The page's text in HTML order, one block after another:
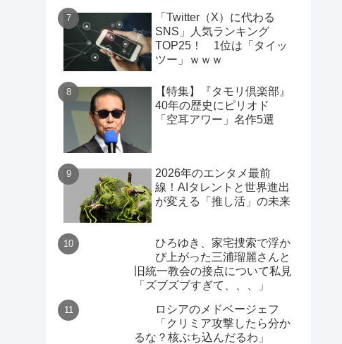
「Twitter（X）に代わる
SNS」人気ランキング
TOP25！ 1位は「タイッ
ツー」ｗｗｗ
【特集】『タモリ倶楽部』
40年の歴史にピリオド
「空耳アワー」名作5選
2026年のエンタメ最前
線！AIタレントと世界進出
が変える「推し活」の未来
ひろゆき、家宅捜索で浮か
び上がった三浦瑠麗さんと
旧統一教会の接点について私見
「ズブズブすぎて、、、」
ロシアのメドベージェフ
「クリミア攻撃したら分か
るな？核ぶち込んだるわ」